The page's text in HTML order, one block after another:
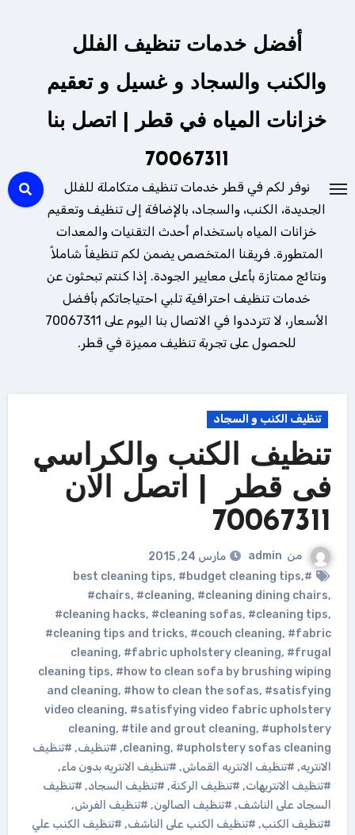
أفضل خدمات تنظيف الفلل
والكنب والسجاد و غسيل و تعقيم
خزانات المياه في قطر | اتصل بنا
70067311
نوفر لكم في قطر خدمات تنظيف متكاملة للفلل
الجديدة، الكنب، والسجاد، بالإضافة إلى تنظيف وتعقيم
خزانات المياه باستخدام أحدث التقنيات والمعدات
المتطورة. فريقنا المتخصص يضمن لكم تنظيفاً شاملاً
ونتائج ممتازة بأعلى معايير الجودة. إذا كنتم تبحثون عن
خدمات تنظيف احترافية تلبي احتياجاتكم بأفضل
الأسعار، لا تترددوا في الاتصال بنا اليوم على 70067311
للحصول على تجربة تنظيف مميزة في قطر.
تنظيف الكنب و السجاد
تنظيف الكنب والكراسي
فى قطر | اتصل الان
70067311
من admin
مارس 24, 2015
#best cleaning tips
, #budget cleaning tips,
#chairs, #cleaning, #cleaning dining chairs,
#cleaning hacks, #cleaning sofas, #cleaning tips,
#cleaning tips and tricks, #couch cleaning, #fabric
cleaning, #fabric upholstery cleaning, #frugal
cleaning tips, #how to clean sofa by brushing wiping
and cleaning, #how to clean the sofas, #satisfying
video cleaning, #satisfying video fabric upholstery
cleaning, #tile and grout cleaning, #upholstery
cleaning, #upholstery sofas cleaning
, #تنظيف, #تنظيف
الانتريه, #تنظيف الانتريه القماش, #تنظيف الانتريه بدون ماء,
#تنظيف الانتريهات, #تنظيف الركنة, #تنظيف السجاد, #تنظيف
السجاد على الناشف, #تنظيف الصالون, #تنظيف الفرش,
#تنظيف الكنب, #تنظيف الكنب على الناشف, #تنظيف الكنب علي